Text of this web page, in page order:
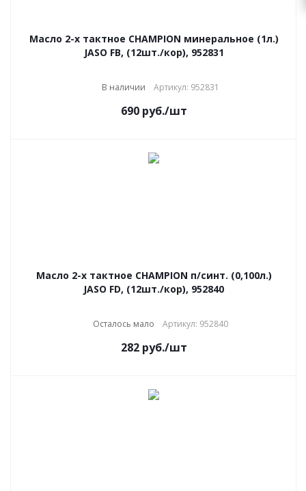
Масло 2-х тактное CHAMPION минеральное (1л.)
JASO FB, (12шт./кор), 952831
В наличии Артикул: 952831
690руб./шт
Масло 2-х тактное CHAMPION п/синт. (0,100л.)
JASO FD, (12шт./кор), 952840
Осталось мало Артикул: 952840
282руб./шт